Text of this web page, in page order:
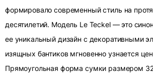
формировало современный стиль на
десятилетий. Модель Le Teckel — это
ее уникальный дизайн с декоративными
изящных бантиков мгновенно узнается
Прямоугольная форма сумки размером